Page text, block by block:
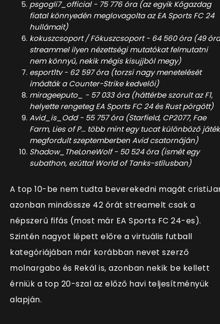
psgogli7_official - 75 776 óra (az egyik Kőgazdag
fiatal könnyedén meglovagolta az EA Sports FC 24
hullámait)
kokuszcsoport / Fókuszcsoport - 64 560 óra (49 óra
streammel ilyen nézettségi mutatókat felmutatni
nem könnyű, nekik mégis kisujjból megy)
esport1tv - 62 597 óra (torzsi nagy menetelését
imádták a Counter-Strike kedvelői)
mirageeputo_ - 57 033 óra (háttérbe szorult az F1,
helyette rengeteg EA Sports FC 24 és Rust pörgött)
Avid_is_Odd - 55 757 óra (Starfield, CP2077, Fae
Farm, Lies of P... több mint egy tucat különböző játék
megfordult szeptemberben Avid csatornáján)
Shadow_TheLoneWolf - 50 524 óra (ismét egy
subathon, ezúttal World of Tanks-stílusban)
A top 10-be nem tudta beverekedni magát
azonban mindössze 42 órát streamelt csak a
népszerű fifás (most már EA Sports FC 24-es).
Szintén nagyot lépett előre a virtuális futball
kategóriájában már korábban nevet szerző
molnargabo és Rekál is, azonban nekik be kellett
érniük a top 20-szal az előző havi teljesítményük
alapján.